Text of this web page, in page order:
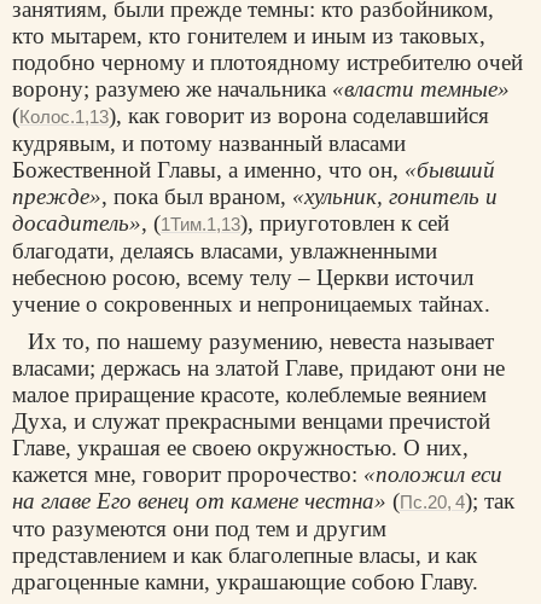
занятиям, были прежде темны: кто разбойником,
кто мытарем, кто гонителем и иным из таковых,
подобно черному и плотоядному истребителю очей
ворону; разумею же начальника «власти темные»
(Колос.1,13), как говорит из ворона соделавшийся
кудрявым, и потому названный власами
Божественной Главы, а именно, что он, «бывший
прежде», пока был враном, «хульник, гонитель и
досадитель», (1Тим.1,13), приуготовлен к сей
благодати, делаясь власами, увлажненными
небесною росою, всему телу – Церкви источил
учение о сокровенных и непроницаемых тайнах.
Их то, по нашему разумению, невеста называет
власами; держась на златой Главе, придают они не
малое приращение красоте, колеблемые веянием
Духа, и служат прекрасными венцами пречистой
Главе, украшая ее своею окружностью. О них,
кажется мне, говорит пророчество: «положил еси
на главе Его венец от камене честна» (Пс.20, 4); так
что разумеются они под тем и другим
представлением и как благолепные власы, и как
драгоценные камни, украшающие собою Главу.